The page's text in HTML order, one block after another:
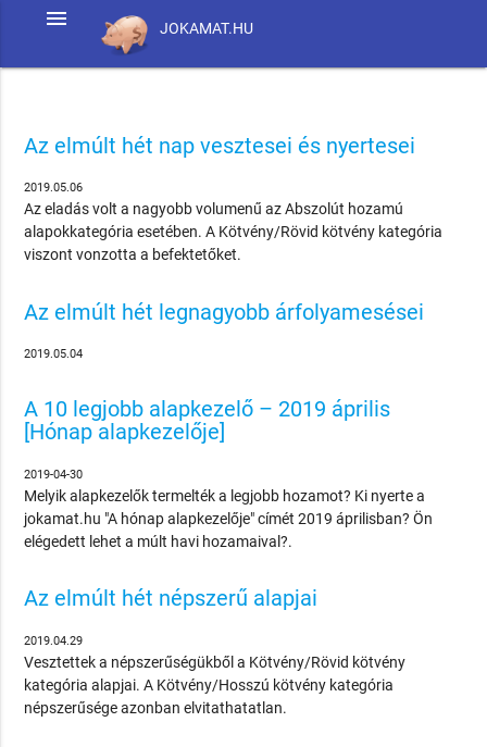
JOKAMAT.HU
menu
Az elmúlt hét nap vesztesei és nyertesei
2019.05.06
Az eladás volt a nagyobb volumenű az Abszolút hozamú
alapokkategória esetében. A Kötvény/Rövid kötvény kategória
viszont vonzotta a befektetőket.
Az elmúlt hét legnagyobb árfolyamesései
2019.05.04
A 10 legjobb alapkezelő – 2019 április
[Hónap alapkezelője]
2019-04-30
Melyik alapkezelők termelték a legjobb hozamot? Ki nyerte a
jokamat.hu "A hónap alapkezelője" címét 2019 áprilisban? Ön
elégedett lehet a múlt havi hozamaival?.
Az elmúlt hét népszerű alapjai
2019.04.29
Vesztettek a népszerűségükből a Kötvény/Rövid kötvény
kategória alapjai. A Kötvény/Hosszú kötvény kategória
népszerűsége azonban elvitathatatlan.